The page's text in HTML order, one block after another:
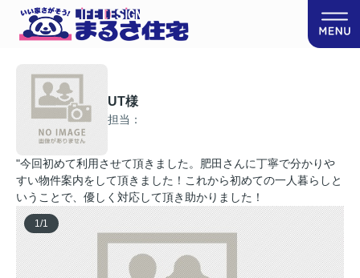
UT様
担当：
"今回初めて利用させて頂きました。肥田さんに丁寧で分かりや
すい物件案内をして頂きました！これから初めての一人暮らしと
いうことで、優しく対応して頂き助かりました！
1/1